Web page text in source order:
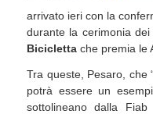
arrivato ieri con la
durante la cerimonia
Bicicletta che premia le
Tra queste, Pesaro, che
potrà essere un
sottolineano dalla